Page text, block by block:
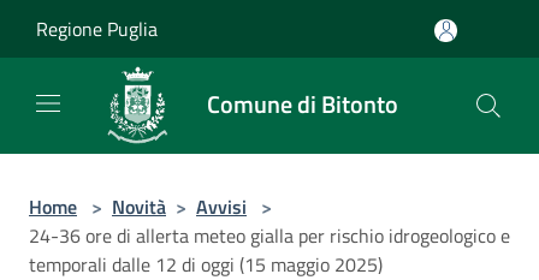
Regione Puglia
Comune di Bitonto
Home > Novità > Avvisi >
24-36 ore di allerta meteo gialla per rischio idrogeologico e
temporali dalle 12 di oggi (15 maggio 2025)